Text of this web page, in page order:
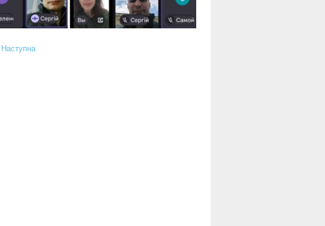
Наступна